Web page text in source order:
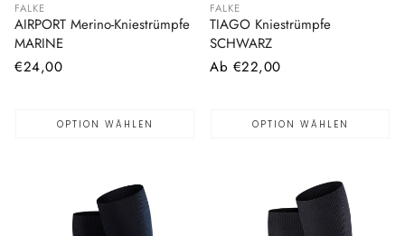
FALKE
AIRPORT Merino-Kniestrümpfe
MARINE
Normaler
€24,00
OPTION WÄHLEN
FALKE
TIAGO Kniestrümpfe
SCHWARZ
Normaler
Ab €22,00
OPTION WÄHLEN